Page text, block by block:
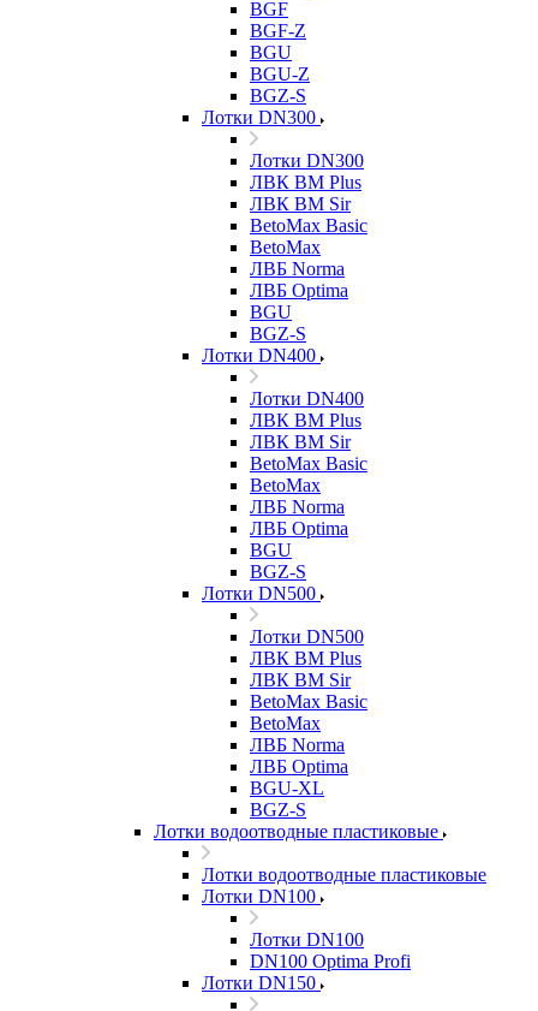
BGF
BGF-Z
BGU
BGU-Z
BGZ-S
Лотки DN300
Лотки DN300
ЛВК ВМ Plus
ЛВК ВМ Sir
BetoMax Basic
BetoMax
ЛВБ Norma
ЛВБ Optima
BGU
BGZ-S
Лотки DN400
Лотки DN400
ЛВК ВМ Plus
ЛВК ВМ Sir
BetoMax Basic
BetoMax
ЛВБ Norma
ЛВБ Optima
BGU
BGZ-S
Лотки DN500
Лотки DN500
ЛВК ВМ Plus
ЛВК ВМ Sir
BetoMax Basic
BetoMax
ЛВБ Norma
ЛВБ Optima
BGU-XL
BGZ-S
Лотки водоотводные пластиковые
Лотки водоотводные пластиковые
Лотки DN100
Лотки DN100
DN100 Optima Profi
Лотки DN150